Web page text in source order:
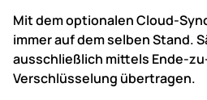
Mit dem optionalen Cloud-
immer auf dem selben Stand.
ausschließlich mittels Ende-
Verschlüsselung übertragen.